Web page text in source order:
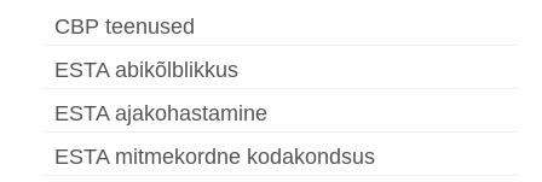
CBP teenused
ESTA abikõlblikkus
ESTA ajakohastamine
ESTA mitmekordne kodakondsus